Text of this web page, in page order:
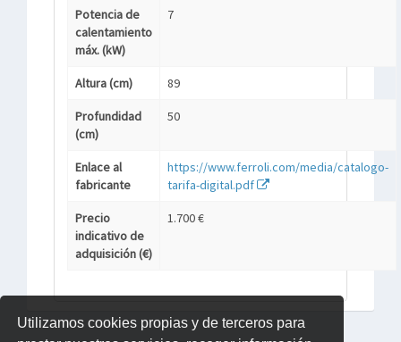
Utilizamos cookies propias y de terceros para
Potencia de
calentamiento
máx. (kW)
7
Altura (cm) 89
Profundidad
(cm)
50
Enlace al
fabricante
https://www.ferroli.com/media/catalogo-
tarifa-digital.pdf
Precio
indicativo de
adquisición (€)
1.700 €